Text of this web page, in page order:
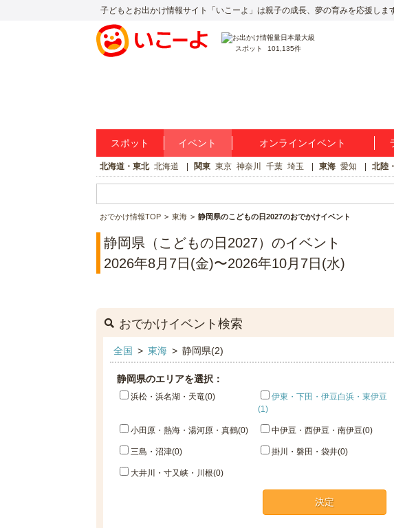
子どもとお出かけ情報サイト「いこーよ」は親子の成長、夢の育みを応援しま
スポット 101,135件
スポット イベント オンラインイベント
北海道・東北 北海道 関東 東京 神奈川 千葉 埼玉 東海 愛知 北陸
おでかけ情報TOP 東海 静岡県のこどもの日2027のおでかけイベント
静岡県（こどもの日2027）のイベント
2026年8月7日(金)〜2026年10月7日(水)
おでかけイベント検索
全国 > 東海 > 静岡県(2)
静岡県のエリアを選択：
浜松・浜名湖・天竜(0)
伊東・下田・伊豆白浜・東伊豆
(1)
小田原・熱海・湯河原・真鶴(0) 中伊豆・西伊豆・南伊豆(0)
三島・沼津(0) 掛川・磐田・袋井(0)
大井川・寸又峡・川根(0)
決定